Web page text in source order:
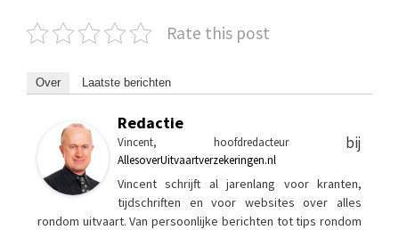
Rate this post
Over Laatste berichten
Redactie
Vincent, hoofdredacteurbij
AllesoverUitvaartverzekeringen.nl
Vincent schrijft al jarenlang voor kranten,
tijdschriften en voor websites over alles
rondom uitvaart. Van persoonlijke berichten tot tips rondom